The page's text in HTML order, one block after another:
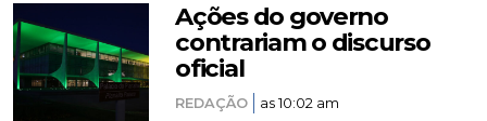
Ações do governo
contrariam o discurso
oficial
REDAÇÃO as 10:02 am